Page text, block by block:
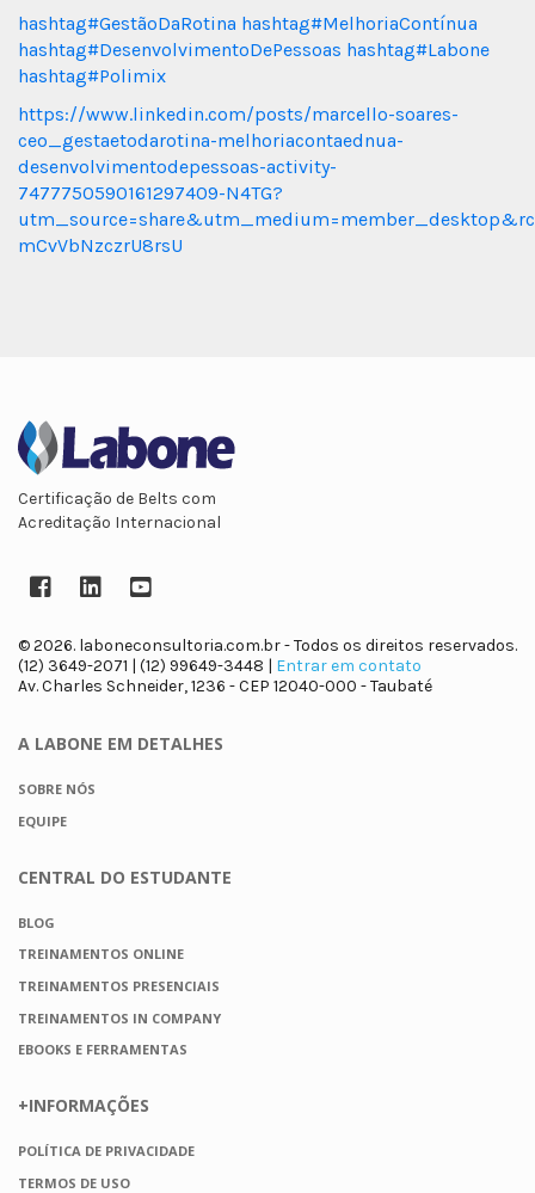
hashtag#GestãoDaRotina hashtag#MelhoriaContínua
hashtag#DesenvolvimentoDePessoas hashtag#Labone
hashtag#Polimix
https://www.linkedin.com/posts/marcello-soares-
ceo_gestaetodarotina-melhoriacontaednua-
desenvolvimentodepessoas-activity-
7477750590161297409-N4TG?
mCvVbNzczrU8rsU
Certificação de Belts com
Acreditação Internacional
Facebook
LinkedInYouTube
© 2026. laboneconsultoria.com.br - Todos os direitos reservados.
(12) 3649-2071 | (12) 99649-3448 | Entrar em contato
Av. Charles Schneider, 1236 - CEP 12040-000 - Taubaté
A LABONE EM DETALHES
SOBRE NÓS
EQUIPE
CENTRAL DO ESTUDANTE
BLOG
TREINAMENTOS ONLINE
TREINAMENTOS PRESENCIAIS
TREINAMENTOS IN COMPANY
EBOOKS E FERRAMENTAS
+INFORMAÇÕES
POLÍTICA DE PRIVACIDADE
TERMOS DE USO